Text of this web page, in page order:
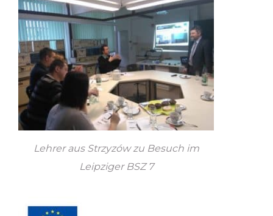
Lehrer aus Strzyzów zu Besuch im
Leipziger BSZ 7